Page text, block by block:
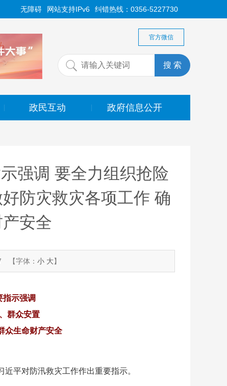
纠错热线：0356-5227730
网站支持IPv6
无障碍
官方微信
政民互动 政府信息公开
强调 要全力组织抢险
防灾救灾各项工作 确
安全
【字体：小 大】
指示强调
群众安置
众生命财产安全
平对防汛救灾工作作出重要指示。